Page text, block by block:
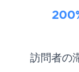
訪問者の